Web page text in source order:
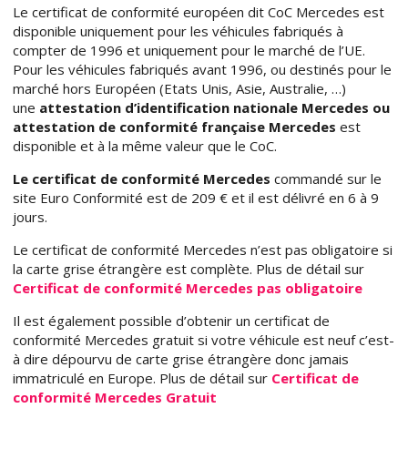
Le certificat de conformité européen dit CoC Mercedes est
disponible uniquement pour les véhicules fabriqués à
compter de 1996 et uniquement pour le marché de l’UE.
Pour les véhicules fabriqués avant 1996, ou destinés pour le
marché hors Européen (Etats Unis, Asie, Australie, …)
une attestation d’identification nationale Mercedes ou
attestation de conformité française Mercedes est
disponible et à la même valeur que le CoC.
Le certificat de conformité Mercedes commandé sur le
site Euro Conformité est de 209 € et il est délivré en 6 à 9
jours.
Le certificat de conformité Mercedes n’est pas obligatoire si
la carte grise étrangère est complète. Plus de détail sur
Certificat de conformité Mercedes pas obligatoire
Il est également possible d’obtenir un certificat de
conformité Mercedes gratuit si votre véhicule est neuf c’est-
à dire dépourvu de carte grise étrangère donc jamais
immatriculé en Europe. Plus de détail sur Certificat de
conformité Mercedes Gratuit